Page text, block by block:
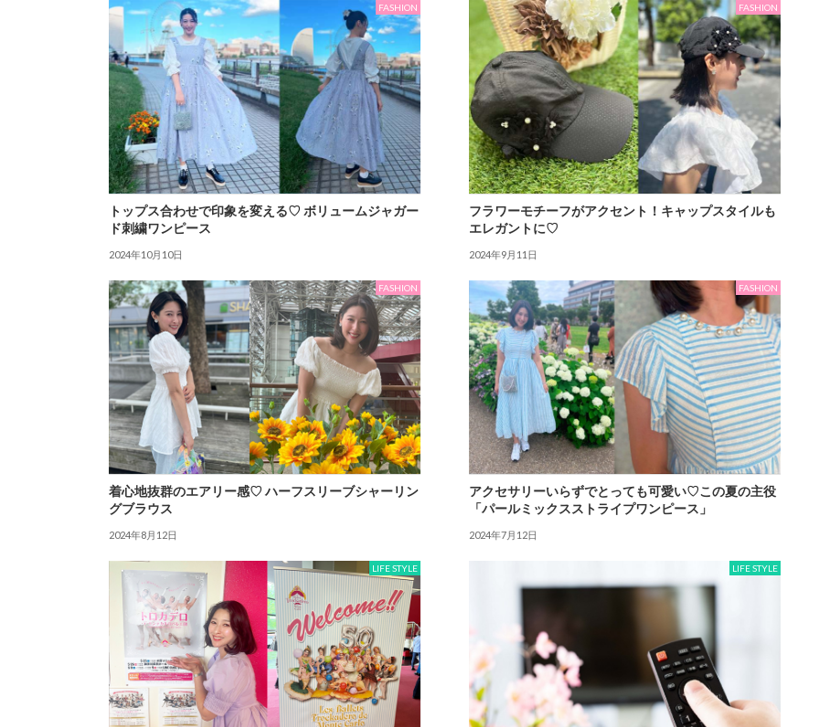
FASHION
トップス合わせで印象を変える♡ ボリュームジャガー
ド刺繍ワンピース
2024年10月10日
FASHION
フラワーモチーフがアクセント！キャップスタイルも
エレガントに♡
2024年9月11日
FASHION
着心地抜群のエアリー感♡ ハーフスリーブシャーリン
グブラウス
2024年8月12日
FASHION
アクセサリーいらずでとっても可愛い♡この夏の主役
「パールミックスストライプワンピース」
2024年7月12日
LIFE STYLE LIFE STYLE